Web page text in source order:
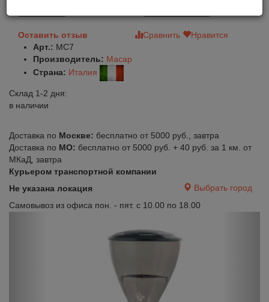
Оставить отзыв Сравнить
Нравится
Арт.: MC7
Производитель: Macap
Страна: Италия
Склад 1-2 дня:
в наличии
Доставка по Москве: бесплатно от 5000 руб., завтра
Доставка по МО: бесплатно от 5000 руб. + 40 руб. за 1 км. от
МКаД, завтра
Курьером транспортной компании
Не указана локация
Выбрать город
Самовывоз из офиса пон. - пят. с 10.00 по 18.00